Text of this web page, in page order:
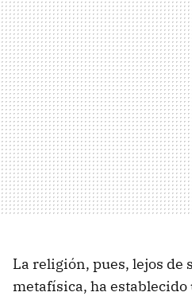
La religión, pues, lejos de
metafísica, ha